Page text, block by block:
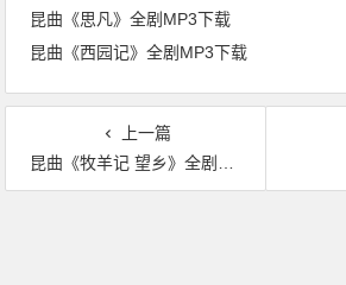
昆曲《思凡》全剧MP3下载
昆曲《西园记》全剧MP3下载
上一篇
昆曲《牧羊记 望乡》全剧MP3下载